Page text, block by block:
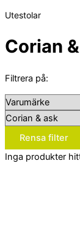
Utestolar
Corian
Filtrera på:
Rensa filter
Inga produkter